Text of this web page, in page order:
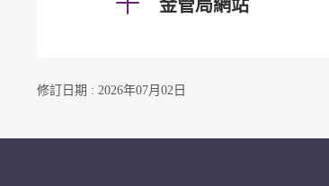
金管局網站
修訂日期 : 2026年07月02日